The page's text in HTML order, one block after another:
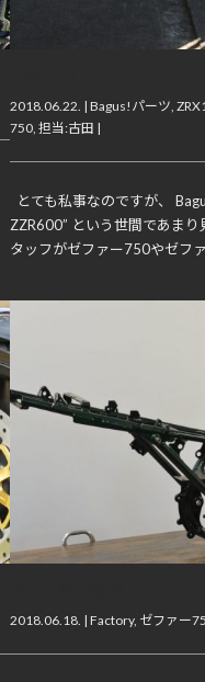
2018.06.22. | Bagus!パーツ,
750, 担当:古田 |
とても私事なのですが、
ZZR600” という世間であま
タッフがゼファー750やゼフ
2018.06.18. | Factory, ゼファー